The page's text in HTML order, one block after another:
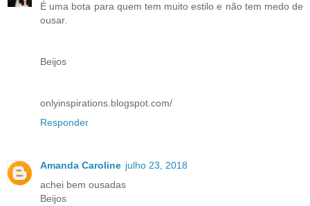
É uma bota para quem tem muito estilo e não tem medo de
ousar.
Beijos
onlyinspirations.blogspot.com/
Responder
Amanda Caroline julho 23, 2018
achei bem ousadas
Beijos